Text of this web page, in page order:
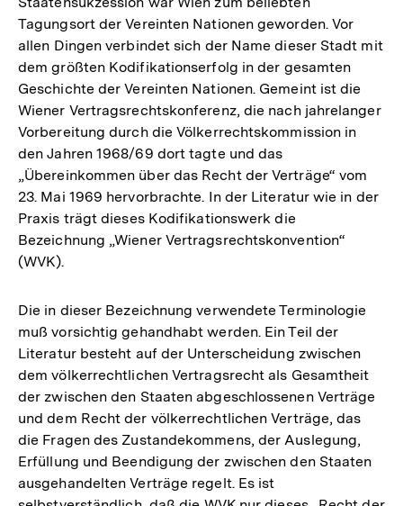
Tagungsort der Vereinten Nationen geworden. Vor
allen Dingen verbindet sich der Name dieser Stadt mit
dem größten Kodifikationserfolg in der gesamten
Geschichte der Vereinten Nationen. Gemeint ist die
Wiener Vertragsrechtskonferenz, die nach jahrelanger
Vorbereitung durch die Völkerrechtskommission in
den Jahren 1968/69 dort tagte und das
„Übereinkommen über das Recht der Verträge“ vom
23. Mai 1969 hervorbrachte. In der Literatur wie in der
Praxis trägt dieses Kodifikationswerk die
Bezeichnung „Wiener Vertragsrechtskonvention“
(WVK).
Die in dieser Bezeichnung verwendete Terminologie
muß vorsichtig gehandhabt werden. Ein Teil der
Literatur besteht auf der Unterscheidung zwischen
dem völkerrechtlichen Vertragsrecht als Gesamtheit
der zwischen den Staaten abgeschlossenen Verträge
und dem Recht der völkerrechtlichen Verträge, das
die Fragen des Zustandekommens, der Auslegung,
Erfüllung und Beendigung der zwischen den Staaten
ausgehandelten Verträge regelt. Es ist